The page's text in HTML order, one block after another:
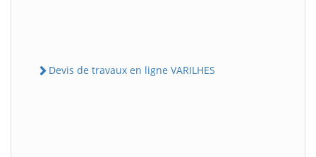
Devis de travaux en ligne VARILHES